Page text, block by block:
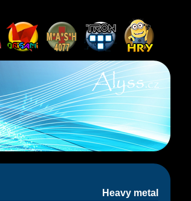
Heavy metal